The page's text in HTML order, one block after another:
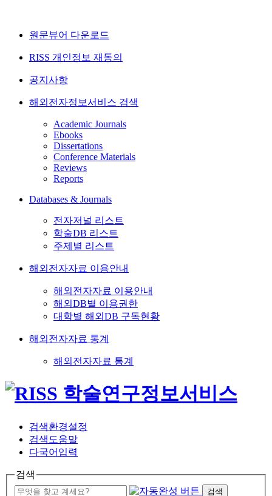
원문뷰어 다운로드
RISS 개인정보 재동의
공지사항
해외전자정보서비스 검색
Academic Journals
Ebooks
Dissertations
Conference Materials
Reviews
Reports
Databases & Journals
전자저널 리스트
학술DB 리스트
주제별 리스트
해외전자자료 이용안내
해외전자자료 이용안내
해외DB별 이용권한
대학별 해외DB 구독현황
해외전자자료 통계
해외전자자료 통계
검색환경설정
검색도움말
다국어입력
검색
검색